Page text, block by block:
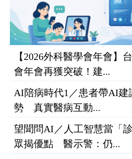
【2026外科醫學會年會】
會年會再獲突破！建...
AI陪病時代1／患者帶AI建
勢 真實醫病互動...
望聞問AI／人工智慧當「
眾揭優點 醫示警：仍...